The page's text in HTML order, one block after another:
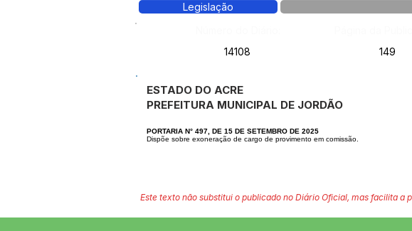
Legislação
14108
149
ESTADO DO ACRE
PREFEITURA MUNICIPAL DE JORDÃO
PORTARIA N° 497, DE 15 DE SETEMBRO DE 2025
Dispõe sobre exoneração de cargo de provimento em comissão.
Este texto não substitui o publicado no Diário Oficial, mas facilita a